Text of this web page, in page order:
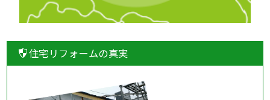
住宅リフォームの真実